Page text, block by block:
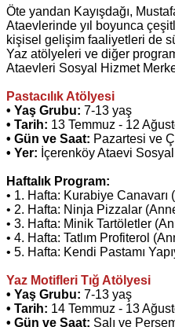
Öte yandan Kayışdağı,
Ataevlerinde yıl boyunca
kişisel gelişim faaliyetleri de
Yaz atölyeleri ve diğer
Ataevleri Sosyal Hizmet
Pastacılık Atölyesi
• Yaş Grubu: 7-13 yaş
• Tarih: 13 Temmuz - 12
• Gün ve Saat: Pazartesi ve
• Yer: İçerenköy Ataevi
Haftalık Program:
• 1. Hafta: Kurabiye Canavarı
• 2. Hafta: Ninja Pizzalar
• 3. Hafta: Minik Tartöletler
• 4. Hafta: Tatlım Profiterol
• 5. Hafta: Kendi Pastamı
Yaz Motifleri Tığ Atölyesi
• Yaş Grubu: 7-13 yaş
• Tarih: 14 Temmuz - 13
• Gün ve Saat: Salı ve